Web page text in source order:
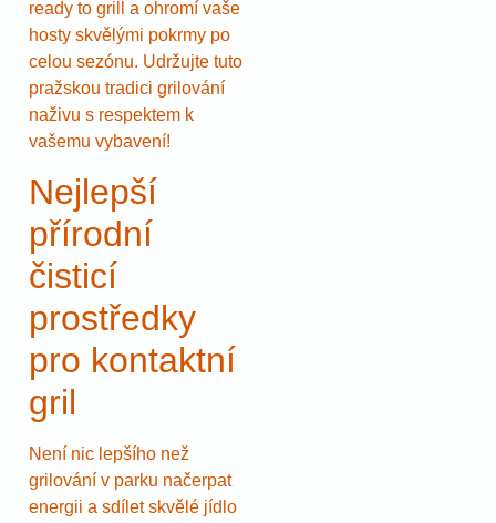
ready to grill a ohromí vaše
hosty skvělými pokrmy po
celou sezónu. Udržujte tuto
pražskou tradici grilování
naživu s respektem k
vašemu vybavení!
Nejlepší
přírodní
čisticí
prostředky
pro kontaktní
gril
Není nic lepšího než
grilování v parku načerpat
energii a sdílet skvělé jídlo